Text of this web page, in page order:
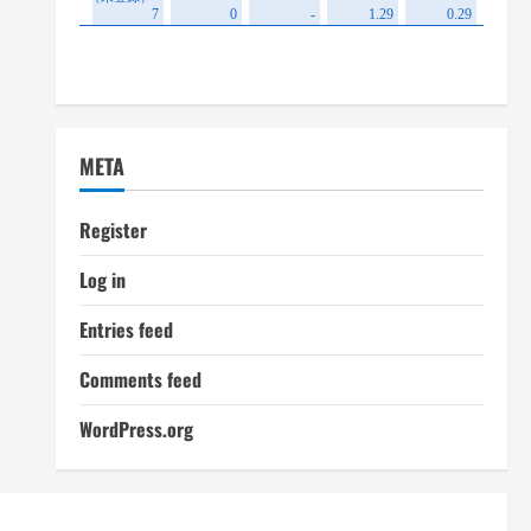
META
Register
Log in
Entries feed
Comments feed
WordPress.org